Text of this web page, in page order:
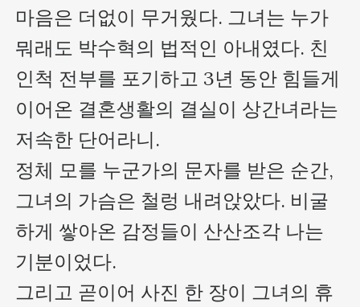
마음은 더없이 무거웠다. 그녀는 누가
뭐래도 박수혁의 법적인 아내였다. 친
인척 전부를 포기하고 3년 동안 힘들게
이어온 결혼생활의 결실이 상간녀라는
저속한 단어라니.
정체 모를 누군가의 문자를 받은 순간,
그녀의 가슴은 철렁 내려앉았다. 비굴
하게 쌓아온 감정들이 산산조각 나는
기분이었다.
그리고 곧이어 사진 한 장이 그녀의 휴